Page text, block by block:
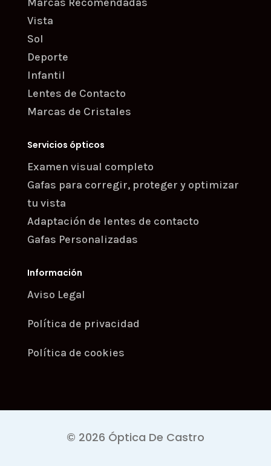
Vista
Sol
Deporte
Infantil
Lentes de Contacto
Marcas de Cristales
Servicios ópticos
Examen visual completo
Gafas para corregir, proteger y optimizar
tu vista
Adaptación de lentes de contacto
Gafas Personalizadas
Información
Aviso Legal
Política de privacidad
Política de cookies
© 2026 Óptica De Castro